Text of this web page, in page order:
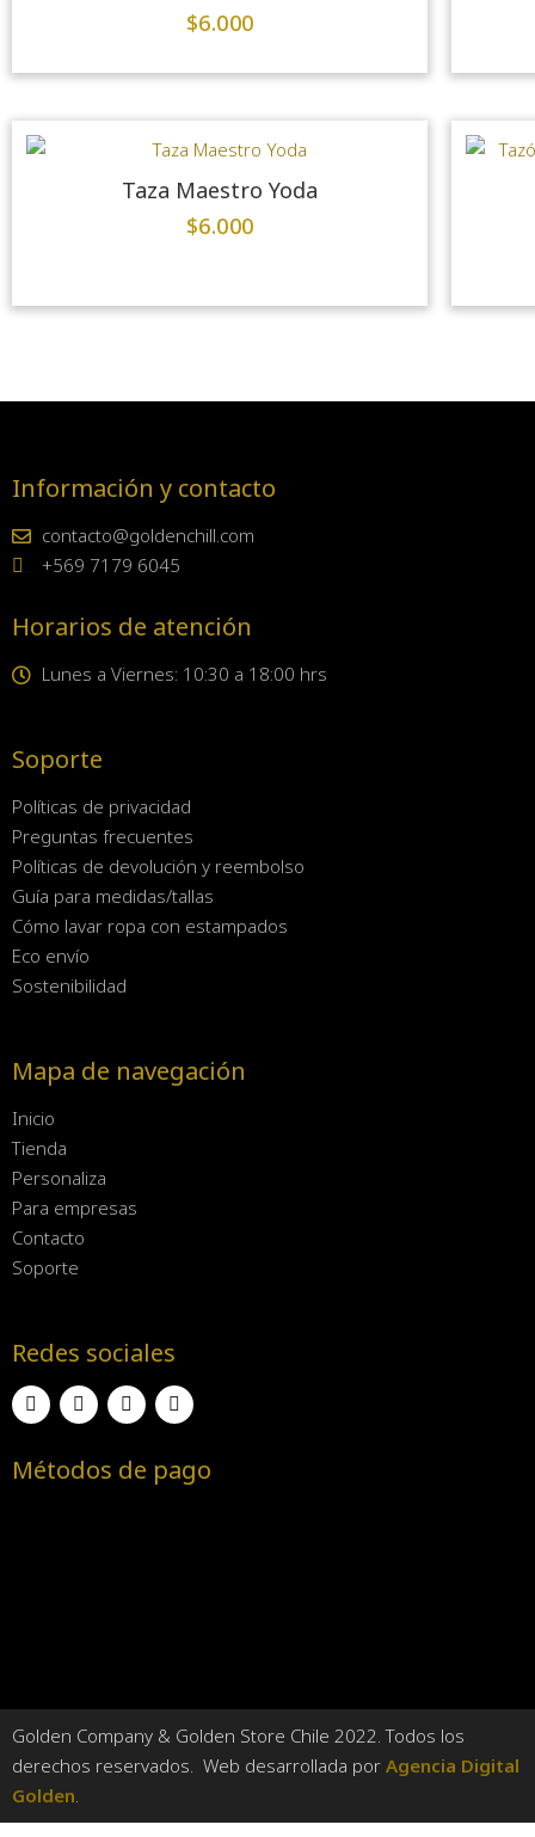
$6.000
Taza Maestro Yoda
$6.000
Información y contacto
contacto@goldenchill.com
+569 7179 6045
Horarios de atención
Lunes a Viernes: 10:30 a 18:00 hrs
Soporte
Políticas de privacidad
Preguntas frecuentes
Políticas de devolución y reembolso
Guía para medidas/tallas
Cómo lavar ropa con estampados
Eco envío
Sostenibilidad
Mapa de navegación
Inicio
Tienda
Personaliza
Para empresas
Contacto
Soporte
Redes sociales
Métodos de pago
Golden Company & Golden Store Chile 2022. Todos los
derechos reservados. Web desarrollada por Agencia Digital
Golden.